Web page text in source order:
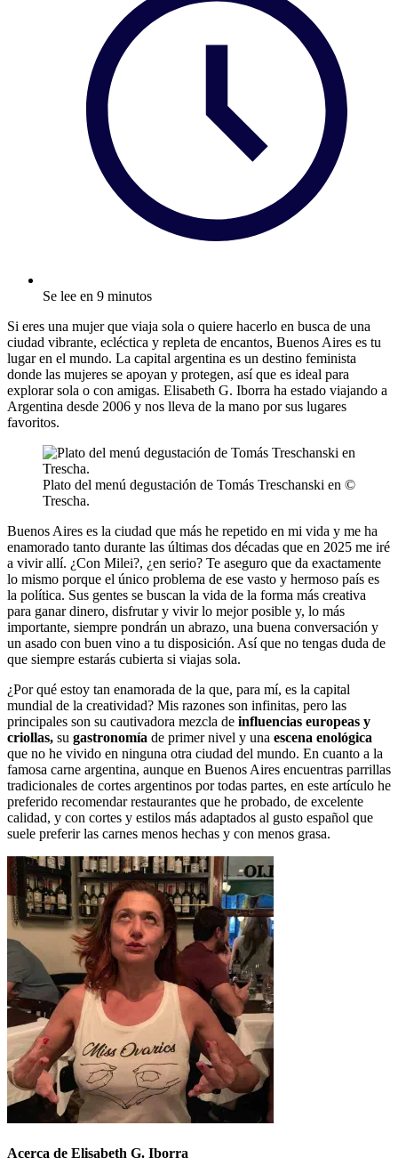
Se lee en 9 minutos
Si eres una mujer que viaja sola o quiere hacerlo en busca de una
ciudad vibrante, ecléctica y repleta de encantos, Buenos Aires es tu
lugar en el mundo. La capital argentina es un destino feminista
donde las mujeres se apoyan y protegen, así que es ideal para
explorar sola o con amigas. Elisabeth G. Iborra ha estado viajando a
Argentina desde 2006 y nos lleva de la mano por sus lugares
favoritos.
Plato del menú degustación de Tomás Treschanski en ©
Trescha.
Buenos Aires es la ciudad que más he repetido en mi vida y me ha
enamorado tanto durante las últimas dos décadas que en 2025 me iré
a vivir allí. ¿Con Milei?, ¿en serio? Te aseguro que da exactamente
lo mismo porque el único problema de ese vasto y hermoso país es
la política. Sus gentes se buscan la vida de la forma más creativa
para ganar dinero, disfrutar y vivir lo mejor posible y, lo más
importante, siempre pondrán un abrazo, una buena conversación y
un asado con buen vino a tu disposición. Así que no tengas duda de
que siempre estarás cubierta si viajas sola.
¿Por qué estoy tan enamorada de la que, para mí, es la capital
mundial de la creatividad? Mis razones son infinitas, pero las
principales son su cautivadora mezcla de influencias europeas y
criollas, su gastronomía de primer nivel y una escena enológica
que no he vivido en ninguna otra ciudad del mundo. En cuanto a la
famosa carne argentina, aunque en Buenos Aires encuentras parrillas
tradicionales de cortes argentinos por todas partes, en este artículo he
preferido recomendar restaurantes que he probado, de excelente
calidad, y con cortes y estilos más adaptados al gusto español que
suele preferir las carnes menos hechas y con menos grasa.
Acerca de Elisabeth G. Iborra